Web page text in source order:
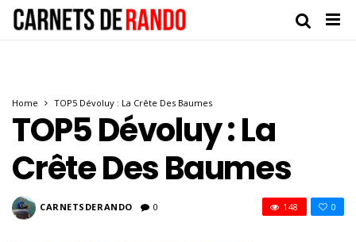
Home TOP5 Dévoluy : La Crête Des Baumes
TOP5 Dévoluy : La
Crête Des Baumes
CARNETSDERANDO 0 0
148